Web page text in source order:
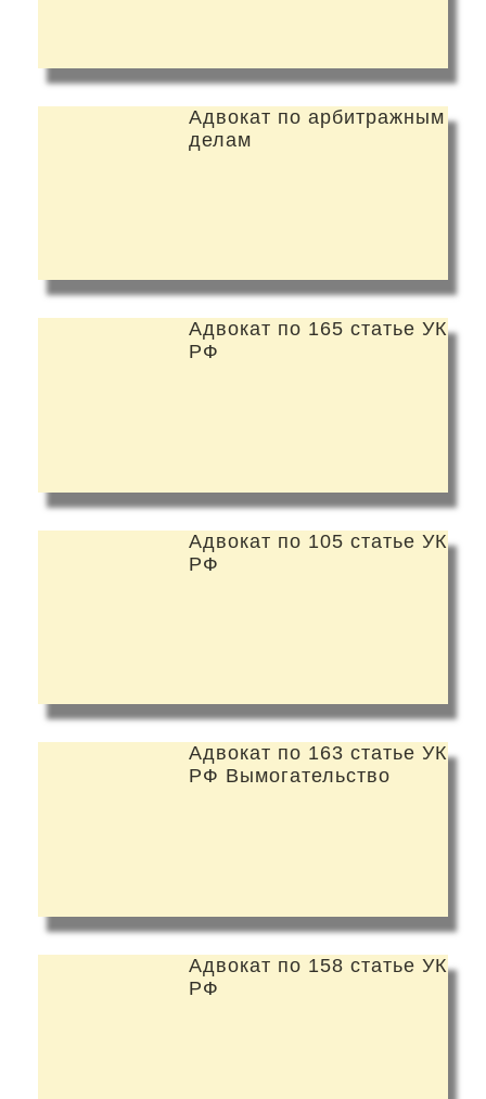
Адвокат по арбитражным
делам
Адвокат по 165 статье УК
РФ
Адвокат по 105 статье УК
РФ
Адвокат по 163 статье УК
РФ Вымогательство
Адвокат по 158 статье УК
РФ